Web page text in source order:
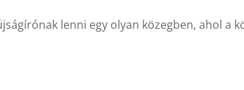
lenni egy olyan közegben, ahol a